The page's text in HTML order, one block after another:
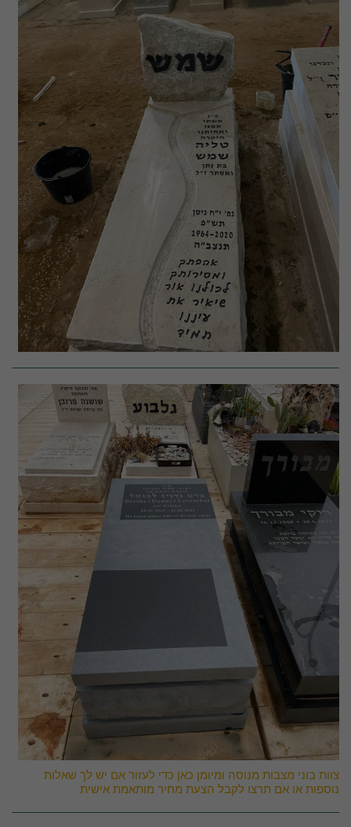
צוות בוני מצבות מנוסה ומיומן כאן כדי לעזור אם יש לך שאלות
נוספות או אם תרצו לקבל הצעת מחיר מותאמת אישית